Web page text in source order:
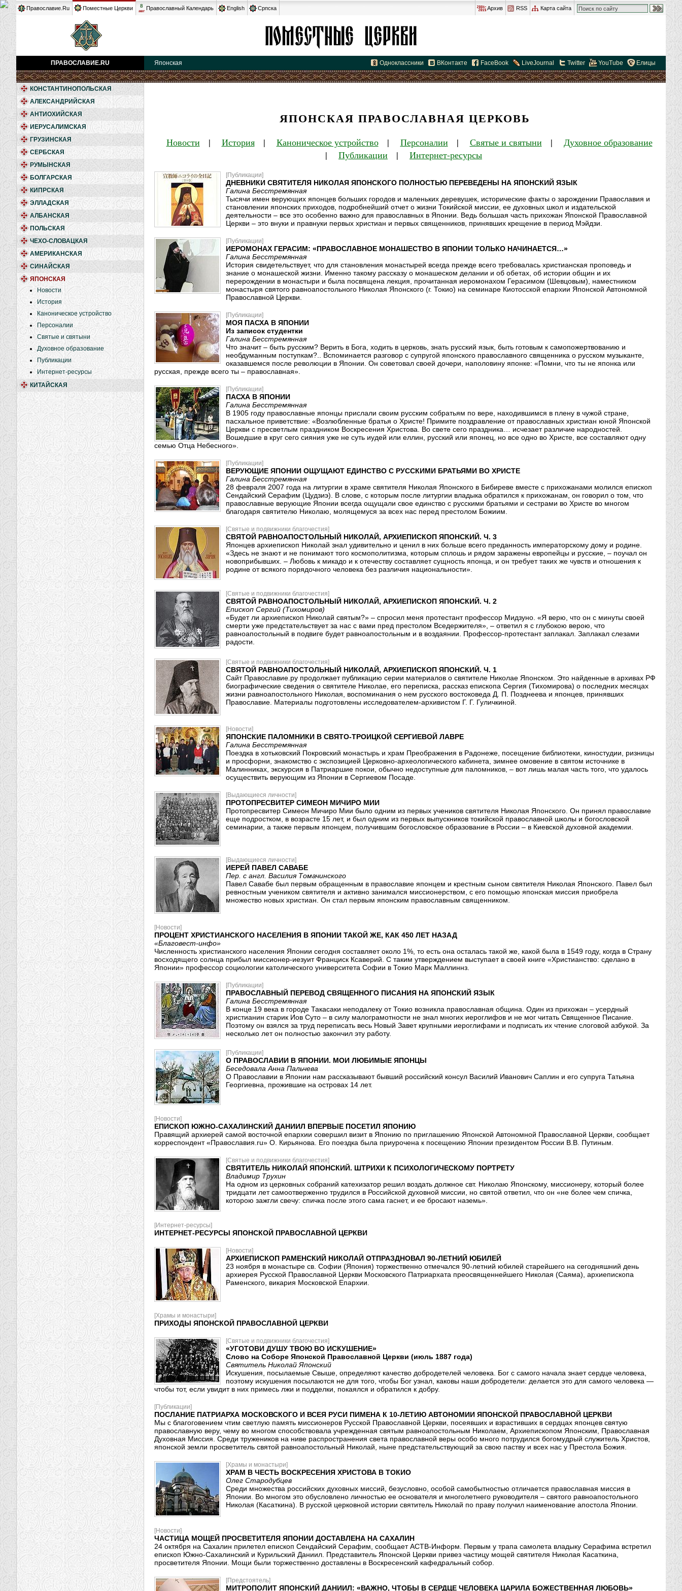
Православие.Ru Поместные Церкви 8
авг Православный Календарь English Српска Архив RSS Карта сайта
ПРАВОСЛАВИЕ.RU Японская Одноклассники ВКонтакте FaceBook LiveJournal Twitter YouTube Елицы
КОНСТАНТИНОПОЛЬСКАЯ
АЛЕКСАНДРИЙСКАЯ
АНТИОХИЙСКАЯ
ИЕРУСАЛИМСКАЯ
ГРУЗИНСКАЯ
СЕРБСКАЯ
РУМЫНСКАЯ
БОЛГАРСКАЯ
КИПРСКАЯ
ЭЛЛАДСКАЯ
АЛБАНСКАЯ
ПОЛЬСКАЯ
ЧЕХО-СЛОВАЦКАЯ
АМЕРИКАНСКАЯ
СИНАЙСКАЯ
ЯПОНСКАЯ
Новости
История
Каноническое устройство
Персоналии
Святые и святыни
Духовное образование
Публикации
Интернет-ресурсы
КИТАЙСКАЯ
ЯПОНСКАЯ ПРАВОСЛАВНАЯ ЦЕРКОВЬ
Новости | История| Каноническое устройство| Персоналии | Святые и святыни | Духовное образование
| Публикации | Интернет-ресурсы
[Публикации]
ДНЕВНИКИ СВЯТИТЕЛЯ НИКОЛАЯ ЯПОНСКОГО ПОЛНОСТЬЮ ПЕРЕВЕДЕНЫ НА ЯПОНСКИЙ ЯЗЫК
Галина Бесстремянная
Тысячи имен верующих японцев больших городов и маленьких деревушек, исторические факты о зарождении Православия и
становлении японских приходов, подробнейший отчет о жизни Токийской миссии, ее духовных школ и издательской
деятельности – все это особенно важно для православных в Японии. Ведь большая часть прихожан Японской Православной
Церкви – это внуки и правнуки первых христиан и первых священников, принявших крещение в период Мэйдзи.
[Публикации]
ИЕРОМОНАХ ГЕРАСИМ: «ПРАВОСЛАВНОЕ МОНАШЕСТВО В ЯПОНИИ ТОЛЬКО НАЧИНАЕТСЯ…»
Галина Бесстремянная
История свидетельствует, что для становления монастырей всегда прежде всего требовалась христианская проповедь и
знание о монашеской жизни. Именно такому рассказу о монашеском делании и об обетах, об истории общин и их
перерождении в монастыри и была посвящена лекция, прочитанная иеромонахом Герасимом (Шевцовым), наместником
монастыря святого равноапостольного Николая Японского (г. Токио) на семинаре Киотосской епархии Японской Автономной
Православной Церкви.
[Публикации]
МОЯ ПАСХА В ЯПОНИИ
Из записок студентки
Галина Бесстремянная
Что значит – быть русским? Верить в Бога, ходить в церковь, знать русский язык, быть готовым к самопожертвованию и
необдуманным поступкам?.. Вспоминается разговор с супругой японского православного священника о русском музыканте,
оказавшемся после революции в Японии. Он советовал своей дочери, наполовину японке: «Помни, что ты не японка или
русская, прежде всего ты – православная».
[Публикации]
ПАСХА В ЯПОНИИ
Галина Бесстремянная
В 1905 году православные японцы прислали своим русским собратьям по вере, находившимся в плену в чужой стране,
пасхальное приветствие: «Возлюбленные братья о Христе! Примите поздравление от православных христиан юной Японской
Церкви с пресветлым праздником Воскресения Христова. Во свете сего праздника… исчезает различие народностей.
Вошедшие в круг сего сияния уже не суть иудей или еллин, русский или японец, но все одно во Христе, все составляют одну
семью Отца Небесного».
[Публикации]
ВЕРУЮЩИЕ ЯПОНИИ ОЩУЩАЮТ ЕДИНСТВО С РУССКИМИ БРАТЬЯМИ ВО ХРИСТЕ
Галина Бесстремянная
28 февраля 2007 года на литургии в храме святителя Николая Японского в Бибиреве вместе с прихожанами молился епископ
Сендайский Серафим (Цудзиэ). В слове, с которым после литургии владыка обратился к прихожанам, он говорил о том, что
православные верующие Японии всегда ощущали свое единство с русскими братьями и сестрами во Христе во многом
благодаря святителю Николаю, молящемуся за всех нас перед престолом Божиим.
[Святые и подвижники благочестия]
СВЯТОЙ РАВНОАПОСТОЛЬНЫЙ НИКОЛАЙ, АРХИЕПИСКОП ЯПОНСКИЙ. Ч. 3
Японцев архиепископ Николай знал удивительно и ценил в них больше всего преданность императорскому дому и родине.
«Здесь не знают и не понимают того космополитизма, которым сплошь и рядом заражены европейцы и русские, – поучал он
новоприбывших. – Любовь к микадо и к отечеству составляет сущность японца, и он требует таких же чувств и отношения к
родине от всякого порядочного человека без различия национальности».
[Святые и подвижники благочестия]
СВЯТОЙ РАВНОАПОСТОЛЬНЫЙ НИКОЛАЙ, АРХИЕПИСКОП ЯПОНСКИЙ. Ч. 2
Епископ Сергий (Тихомиров)
«Будет ли архиепископ Николай святым?» – спросил меня протестант профессор Мидзуно. «Я верю, что он с минуты своей
смерти уже предстательствует за нас с вами пред престолом Вседержителя», – ответил я с глубокою верою, что
равноапостольный в подвиге будет равноапостольным и в воздаянии. Профессор-протестант заплакал. Заплакал слезами
радости.
[Святые и подвижники благочестия]
СВЯТОЙ РАВНОАПОСТОЛЬНЫЙ НИКОЛАЙ, АРХИЕПИСКОП ЯПОНСКИЙ. Ч. 1
Cайт Православие.ру продолжает публикацию серии материалов о святителе Николае Японском. Это найденные в архивах РФ
биографические сведения о святителе Николае, его переписка, рассказ епископа Сергия (Тихомирова) о последних месяцах
жизни равноапостольного Николая, воспоминания о нем русского востоковеда Д. П. Позднеева и японцев, принявших
Православие. Материалы подготовлены исследователем-архивистом Г. Г. Гуличкиной.
[Новости]
ЯПОНСКИЕ ПАЛОМНИКИ В СВЯТО-ТРОИЦКОЙ СЕРГИЕВОЙ ЛАВРЕ
Галина Бесстремянная
Поездка в хотьковский Покровский монастырь и храм Преображения в Радонеже, посещение библиотеки, киностудии, ризницы
и просфорни, знакомство с экспозицией Церковно-археологического кабинета, зимнее омовение в святом источнике в
Малинниках, экскурсия в Патриаршие покои, обычно недоступные для паломников, – вот лишь малая часть того, что удалось
осуществить верующим из Японии в Сергиевом Посаде.
[Выдающиеся личности]
ПРОТОПРЕСВИТЕР СИМЕОН МИЧИРО МИИ
Протопресвитер Симеон Мичиро Мии было одним из первых учеников святителя Николая Японского. Он принял православие
еще подростком, в возрасте 15 лет, и был одним из первых выпускников токийской православной школы и богословской
семинарии, а также первым японцем, получившим богословское образование в России – в Киевской духовной академии.
[Выдающиеся личности]
ИЕРЕЙ ПАВЕЛ САВАБЕ
Пер. с англ. Василия Томачинского
Павел Савабе был первым обращенным в православие японцем и крестным сыном святителя Николая Японского. Павел был
ревностным учеником святителя и активно занимался миссионерством, с его помощью японская миссия приобрела
множество новых христиан. Он стал первым японским православным священником.
[Новости]
ПРОЦЕНТ ХРИСТИАНСКОГО НАСЕЛЕНИЯ В ЯПОНИИ ТАКОЙ ЖЕ, КАК 450 ЛЕТ НАЗАД
«Благовест-инфо»
Численность христианского населения Японии сегодня составляет около 1%, то есть она осталась такой же, какой была в 1549 году, когда в Страну
восходящего солнца прибыл миссионер-иезуит Франциск Ксаверий. С таким утверждением выступает в своей книге «Христианство: сделано в
Японии» профессор социологии католического университета Софии в Токио Марк Маллиннз.
[Публикации]
ПРАВОСЛАВНЫЙ ПЕРЕВОД СВЯЩЕННОГО ПИСАНИЯ НА ЯПОНСКИЙ ЯЗЫК
Галина Бесстремянная
В конце 19 века в городе Такасаки неподалеку от Токио возникла православная община. Один из прихожан – усердный
христианин старик Иов Суто – в силу малограмотности не знал многих иероглифов и не мог читать Священное Писание.
Поэтому он взялся за труд переписать весь Новый Завет крупными иероглифами и подписать их чтение слоговой азбукой. За
несколько лет он полностью закончил эту работу.
[Публикации]
О ПРАВОСЛАВИИ В ЯПОНИИ. МОИ ЛЮБИМЫЕ ЯПОНЦЫ
Беседовала Анна Пальчева
О Православии в Японии нам рассказывают бывший российский консул Василий Иванович Саплин и его супруга Татьяна
Георгиевна, прожившие на островах 14 лет.
[Новости]
ЕПИСКОП ЮЖНО-САХАЛИНСКИЙ ДАНИИЛ ВПЕРВЫЕ ПОСЕТИЛ ЯПОНИЮ
Правящий архиерей самой восточной епархии совершил визит в Японию по приглашению Японской Автономной Православной Церкви, сообщает
корреспондент «Православия.ru» О. Кирьянова. Его поездка была приурочена к посещению Японии президентом России В.В. Путиным.
[Святые и подвижники благочестия]
СВЯТИТЕЛЬ НИКОЛАЙ ЯПОНСКИЙ. ШТРИХИ К ПСИХОЛОГИЧЕСКОМУ ПОРТРЕТУ
Владимир Трухин
На одном из церковных собраний катехизатор решил воздать должное свт. Николаю Японскому, миссионеру, который более
тридцати лет самоотверженно трудился в Российской духовной миссии, но святой ответил, что он «не более чем спичка,
которою зажгли свечу: спичка после этого сама гаснет, и ее бросают наземь».
[Интернет-ресурсы]
ИНТЕРНЕТ-РЕСУРСЫ ЯПОНСКОЙ ПРАВОСЛАВНОЙ ЦЕРКВИ
[Новости]
АРХИЕПИСКОП РАМЕНСКИЙ НИКОЛАЙ ОТПРАЗДНОВАЛ 90-ЛЕТНИЙ ЮБИЛЕЙ
23 ноября в монастыре св. Софии (Япония) торжественно отмечался 90-летний юбилей старейшего на сегодняшний день
архиерея Русской Православной Церкви Московского Патриархата преосвященнейшего Николая (Саяма), архиепископа
Раменского, викария Московской Епархии.
[Храмы и монастыри]
ПРИХОДЫ ЯПОНСКОЙ ПРАВОСЛАВНОЙ ЦЕРКВИ
[Святые и подвижники благочестия]
«УГОТОВИ ДУШУ ТВОЮ ВО ИСКУШЕНИЕ»
Слово на Соборе Японской Православной Церкви (июль 1887 года)
Святитель Николай Японский
Искушения, посылаемые Свыше, определяют качество добродетелей человека. Бог с самого начала знает сердце человека,
поэтому искушения посылаются не для того, чтобы Бог узнал, каковы наши добродетели: делается это для самого человека —
чтобы тот, если увидит в них примесь лжи и подделки, покаялся и обратился к добру.
[Публикации]
ПОСЛАНИЕ ПАТРИАРХА МОСКОВСКОГО И ВСЕЯ РУСИ ПИМЕНА К 10-ЛЕТИЮ АВТОНОМИИ ЯПОНСКОЙ ПРАВОСЛАВНОЙ ЦЕРКВИ
Мы с благоговением чтим светлую память миссионеров Русской Православной Церкви, посеявших и взрастивших в сердцах японцев святую
православную веру, чему во многом способствовала учрежденная святым равноапостольным Николаем, Архиепископом Японским, Православная
Духовная Миссия. Среди тружеников на ниве распространения света православной веры особо много потрудился богомудрый служитель Христов,
японской земли просветитель святой равноапостольный Николай, ныне предстательствующий за свою паству и всех нас у Престола Божия.
[Храмы и монастыри]
ХРАМ В ЧЕСТЬ ВОСКРЕСЕНИЯ ХРИСТОВА В ТОКИО
Олег Стародубцев
Среди множества российских духовных миссий, безусловно, особой самобытностью отличается православная миссия в
Японии. Во многом это обусловлено личностью ее основателя и многолетнего руководителя – святого равноапостольного
Николая (Касаткина). В русской церковной истории святитель Николай по праву получил наименование апостола Японии.
[Новости]
ЧАСТИЦА МОЩЕЙ ПРОСВЕТИТЕЛЯ ЯПОНИИ ДОСТАВЛЕНА НА САХАЛИН
24 октября на Сахалин прилетел епископ Сендайский Серафим, сообщает АСТВ-Информ. Первым у трапа самолета владыку Серафима встретил
епископ Южно-Сахалинский и Курильский Даниил. Представитель Японской Церкви привез частицу мощей святителя Николая Касаткина,
просветителя Японии. Мощи были торжественно доставлены в Воскресенский кафедральный собор.
[Предстоятель]
МИТРОПОЛИТ ЯПОНСКИЙ ДАНИИЛ: «ВАЖНО, ЧТОБЫ В СЕРДЦЕ ЧЕЛОВЕКА ЦАРИЛА БОЖЕСТВЕННАЯ ЛЮБОВЬ»